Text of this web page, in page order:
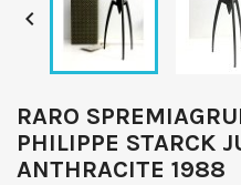

RARO
PHILIPPE STARCK
ANTHRACITE 1988